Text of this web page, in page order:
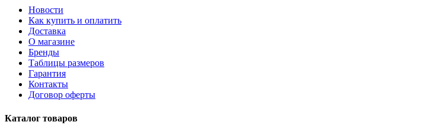
Новости
Как купить и оплатить
Доставка
О магазине
Бренды
Таблицы размеров
Гарантия
Контакты
Договор оферты
Каталог товаров